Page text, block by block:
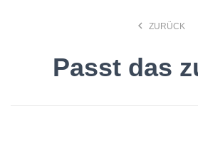
Finde den
keyboard_arrow_left ZURÜCK
Passt das